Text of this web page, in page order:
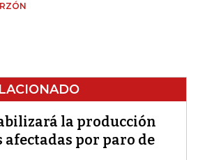
la producción
afectadas por paro de